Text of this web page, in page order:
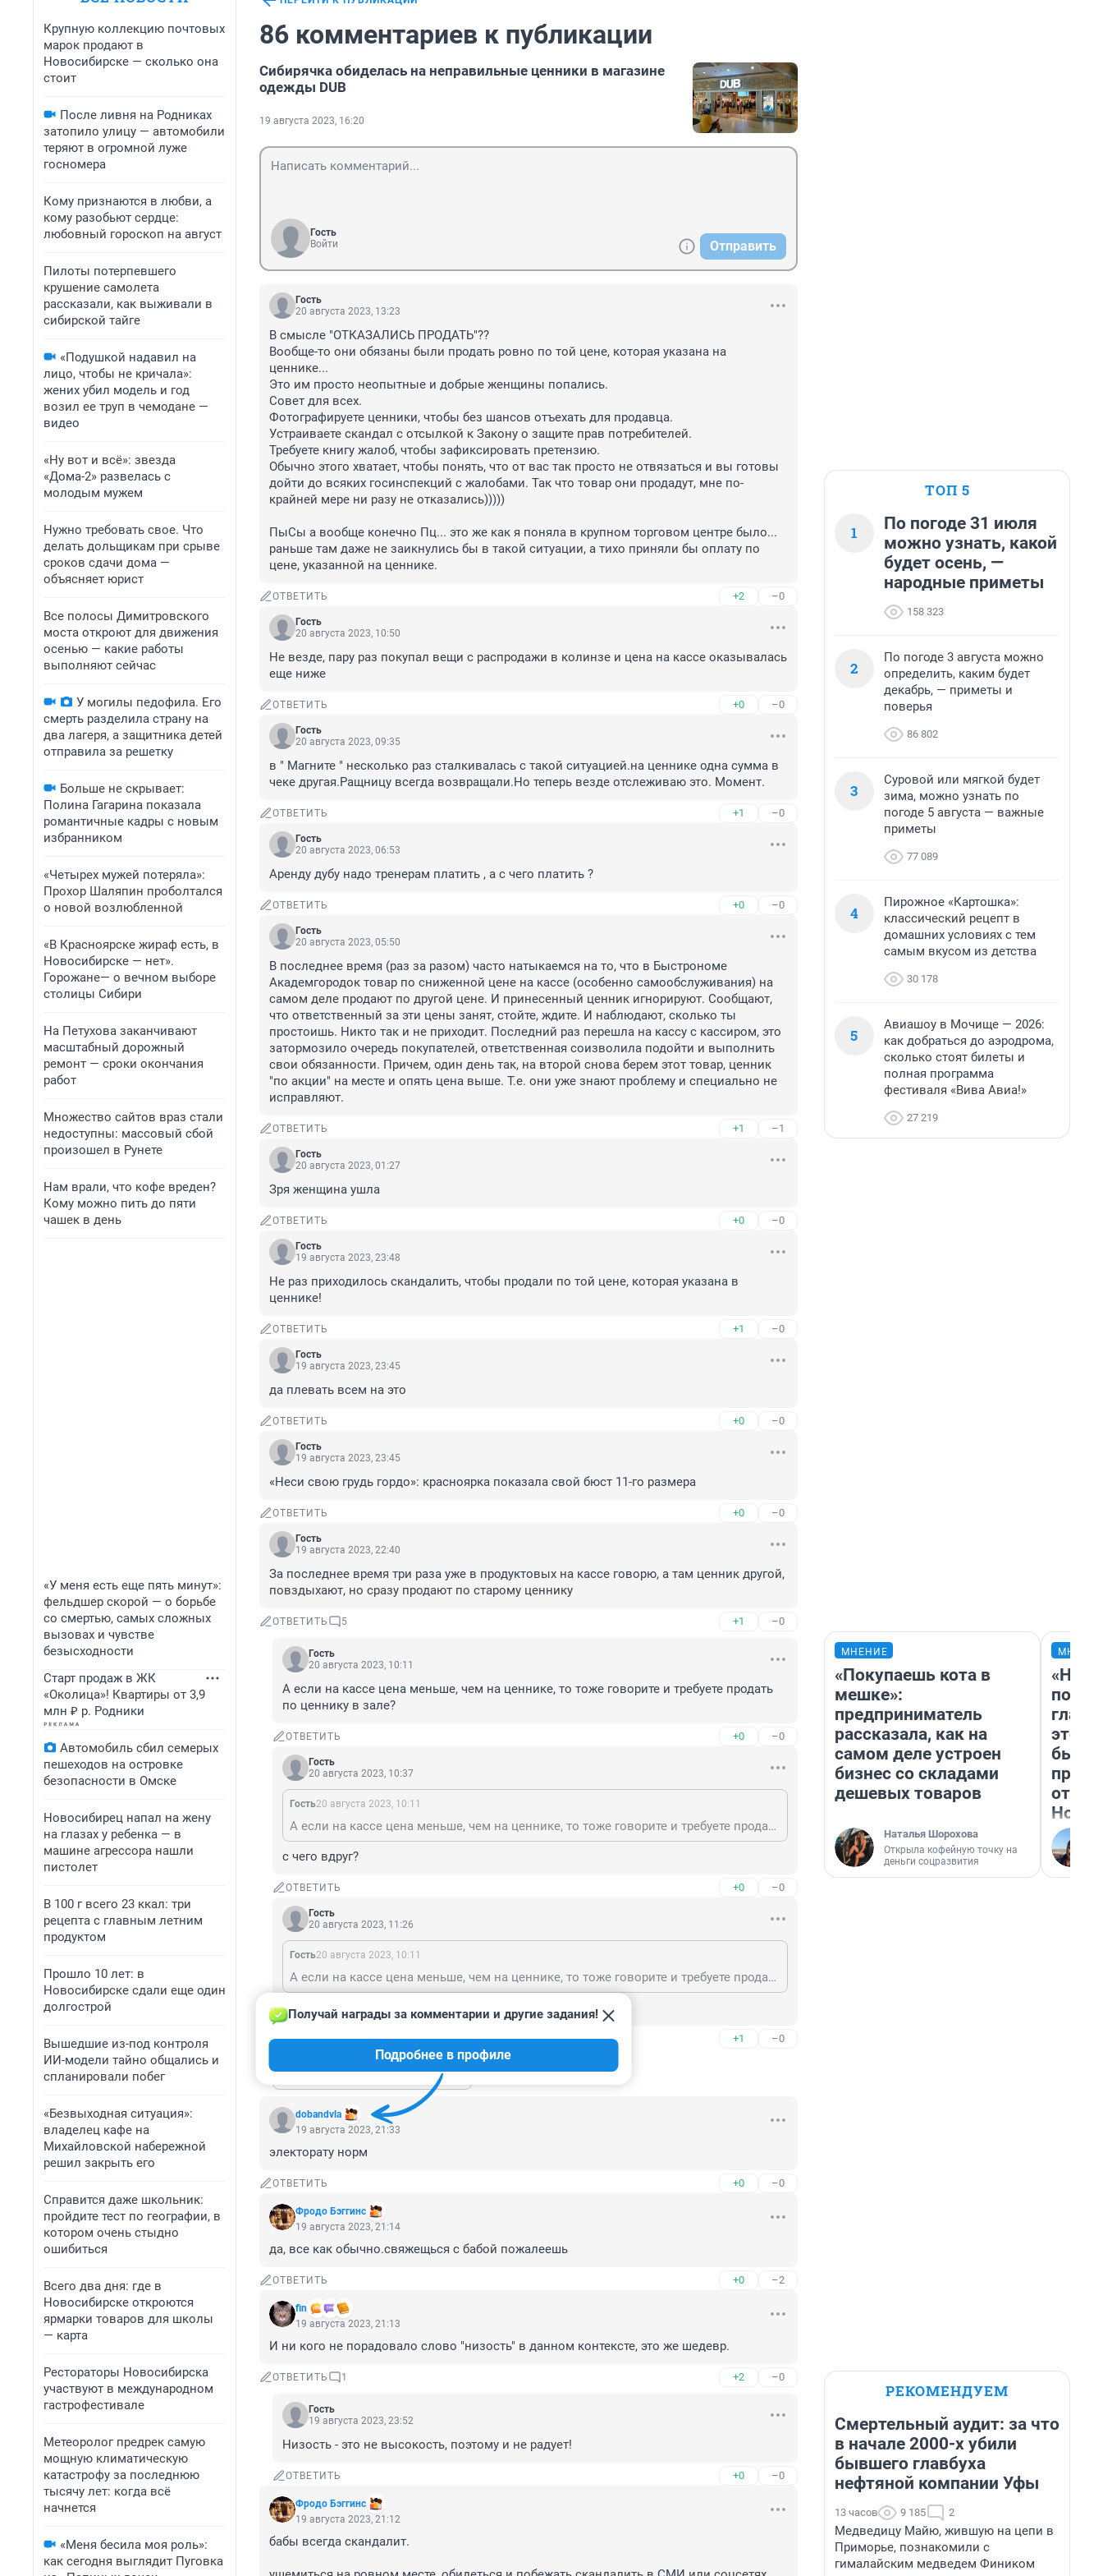
Крупную коллекцию почтовых
марок продают в
Новосибирске — сколько она
стоит
После ливня на Родниках
затопило улицу — автомобили
теряют в огромной луже
госномера
Кому признаются в любви, а
кому разобьют сердце:
любовный гороскоп на август
Пилоты потерпевшего
крушение самолета
рассказали, как выживали в
сибирской тайге
«Подушкой надавил на
лицо, чтобы не кричала»:
жених убил модель и год
возил ее труп в чемодане —
видео
«Ну вот и всё»: звезда
«Дома-2» развелась с
молодым мужем
Нужно требовать свое. Что
делать дольщикам при срыве
сроков сдачи дома —
объясняет юрист
Все полосы Димитровского
моста откроют для движения
осенью — какие работы
выполняют сейчас
У могилы педофила. Его
смерть разделила страну на
два лагеря, а защитника детей
отправила за решетку
Больше не скрывает:
Полина Гагарина показала
романтичные кадры с новым
избранником
«Четырех мужей потеряла»:
Прохор Шаляпин проболтался
о новой возлюбленной
«В Красноярске жираф есть, в
Новосибирске — нет».
Горожане— о вечном выборе
столицы Сибири
На Петухова заканчивают
масштабный дорожный
ремонт — сроки окончания
работ
Множество сайтов враз стали
недоступны: массовый сбой
произошел в Рунете
Нам врали, что кофе вреден?
Кому можно пить до пяти
чашек в день
«У меня есть еще пять минут»:
фельдшер скорой — о борьбе
со смертью, самых сложных
вызовах и чувстве
безысходности
Старт продаж в ЖК
«Околица»! Квартиры от 3,9
млн ₽ р. Родники
Автомобиль сбил семерых
пешеходов на островке
безопасности в Омске
Новосибирец напал на жену
на глазах у ребенка — в
машине агрессора нашли
пистолет
В 100 г всего 23 ккал: три
рецепта с главным летним
продуктом
Прошло 10 лет: в
Новосибирске сдали еще один
долгострой
Вышедшие из-под контроля
ИИ-модели тайно общались и
спланировали побег
«Безвыходная ситуация»:
владелец кафе на
Михайловской набережной
решил закрыть его
Справится даже школьник:
пройдите тест по географии, в
котором очень стыдно
ошибиться
Всего два дня: где в
Новосибирске откроются
ярмарки товаров для школы
— карта
Рестораторы Новосибирска
участвуют в международном
гастрофестивале
Метеоролог предрек самую
мощную климатическую
катастрофу за последнюю
тысячу лет: когда всё
начнется
«Меня бесила моя роль»:
как сегодня выглядит Пуговка
86 комментариев к публикации
Сибирячка обиделась на неправильные ценники в магазине
одежды DUB
19 августа 2023, 16:20
Гость
Войти
Отправить
Гость
20 августа 2023, 13:23
В смысле "ОТКАЗАЛИСЬ ПРОДАТЬ"??
Вообще-то они обязаны были продать ровно по той цене, которая указана на
ценнике...
Это им просто неопытные и добрые женщины попались.
Совет для всех.
Фотографируете ценники, чтобы без шансов отъехать для продавца.
Устраиваете скандал с отсылкой к Закону о защите прав потребителей.
Требуете книгу жалоб, чтобы зафиксировать претензию.
Обычно этого хватает, чтобы понять, что от вас так просто не отвязаться и вы готовы
дойти до всяких госинспекций с жалобами. Так что товар они продадут, мне по-
крайней мере ни разу не отказались)))))
ПыСы а вообще конечно Пц... это же как я поняла в крупном торговом центре было...
раньше там даже не заикнулись бы в такой ситуации, а тихо приняли бы оплату по
цене, указанной на ценнике.
ОТВЕТИТЬ +2 –0
Гость
20 августа 2023, 10:50
Не везде, пару раз покупал вещи с распродажи в колинзе и цена на кассе оказывалась
еще ниже
ОТВЕТИТЬ +0 –0
Гость
20 августа 2023, 09:35
в " Магните " несколько раз сталкивалась с такой ситуацией.на ценнике одна сумма в
чеке другая.Ращницу всегда возвращали.Но теперь везде отслеживаю это. Момент.
ОТВЕТИТЬ +1 –0
Гость
20 августа 2023, 06:53
Аренду дубу надо тренерам платить , а с чего платить ?
ОТВЕТИТЬ +0 –0
Гость
20 августа 2023, 05:50
В последнее время (раз за разом) часто натыкаемся на то, что в Быстрономе
Академгородок товар по сниженной цене на кассе (особенно самообслуживания) на
самом деле продают по другой цене. И принесенный ценник игнорируют. Сообщают,
что ответственный за эти цены занят, стойте, ждите. И наблюдают, сколько ты
простоишь. Никто так и не приходит. Последний раз перешла на кассу с кассиром, это
затормозило очередь покупателей, ответственная соизволила подойти и выполнить
свои обязанности. Причем, один день так, на второй снова берем этот товар, ценник
"по акции" на месте и опять цена выше. Т.е. они уже знают проблему и специально не
исправляют.
ОТВЕТИТЬ +1 –1
Гость
20 августа 2023, 01:27
Зря женщина ушла
ОТВЕТИТЬ +0 –0
Гость
19 августа 2023, 23:48
Не раз приходилось скандалить, чтобы продали по той цене, которая указана в
ценнике!
ОТВЕТИТЬ +1 –0
Гость
19 августа 2023, 23:45
да плевать всем на это
ОТВЕТИТЬ +0 –0
Гость
19 августа 2023, 23:45
«Неси свою грудь гордо»: красноярка показала свой бюст 11-го размера
ОТВЕТИТЬ +0 –0
Гость
19 августа 2023, 22:40
За последнее время три раза уже в продуктовых на кассе говорю, а там ценник другой,
повздыхают, но сразу продают по старому ценнику
ОТВЕТИТЬ 5 +1 –0
Гость
20 августа 2023, 10:11
А если на кассе цена меньше, чем на ценнике, то тоже говорите и требуете продать
по ценнику в зале?
ОТВЕТИТЬ +0 –0
Гость
20 августа 2023, 10:37
Гость20 августа 2023, 10:11
А если на кассе цена меньше, чем на ценнике, то тоже говорите и требуете продать по ценнику в зале?
с чего вдруг?
ОТВЕТИТЬ +0 –0
Гость
20 августа 2023, 11:26
Гость20 августа 2023, 10:11
А если на кассе цена меньше, чем на ценнике, то тоже говорите и требуете продать по ценнику в зале?
Гость, такого не бывает, теоретик вы наш
ОТВЕТИТЬ +1 –0
Показать ещё 2 ответа
dobandvla
Получай награды за комментарии и другие задания!
Подробнее в профиле
19 августа 2023, 21:33
электорату норм
ОТВЕТИТЬ +0 –0
Фродо Бэггинс
19 августа 2023, 21:14
да, все как обычно.свяжещься с бабой пожалеешь
ОТВЕТИТЬ +0 –2
fin
19 августа 2023, 21:13
И ни кого не порадовало слово "низость" в данном контексте, это же шедевр.
ОТВЕТИТЬ 1 +2 –0
Гость
19 августа 2023, 23:52
Низость - это не высокость, поэтому и не радует!
ОТВЕТИТЬ +0 –0
Фродо Бэггинс
19 августа 2023, 21:12
бабы всегда скандалит.
ТОП 5
1
По погоде 31 июля
можно узнать, какой
будет осень, —
народные приметы
158 323
2
По погоде 3 августа можно
определить, каким будет
декабрь, — приметы и
поверья
86 802
3
Суровой или мягкой будет
зима, можно узнать по
погоде 5 августа — важные
приметы
77 089
4
Пирожное «Картошка»:
классический рецепт в
домашних условиях с тем
самым вкусом из детства
30 178
5
Авиашоу в Мочище — 2026:
как добраться до аэродрома,
сколько стоят билеты и
полная программа
фестиваля «Вива Авиа!»
27 219
МНЕНИЕ
«Покупаешь кота в
мешке»:
предприниматель
рассказала, как на
самом деле устроен
бизнес со складами
дешевых товаров
Наталья Шорохова
Открыла кофейную точку на
деньги соцразвития
этого
бьет
РЕКОМЕНДУЕМ
Смертельный аудит: за что
в начале 2000-х убили
бывшего главбуха
нефтяной компании Уфы
13 часов 9 185 2
Медведицу Майю, жившую на цепи в
Приморье, познакомили с
гималайским медведем Фиником